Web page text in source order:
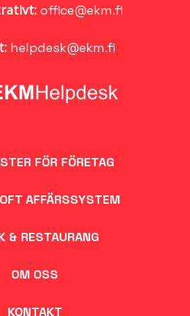
office@ekm.fi
helpdesk@ekm.fi
FÖR FÖRETAG
AFFÄRSSYSTEM
& RESTAURANG
OM OSS
KONTAKT